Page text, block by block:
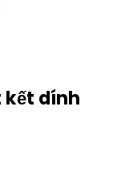
kết dính